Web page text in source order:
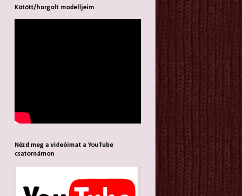
Kötött/horgolt modelljeim
Nézd meg a videóimat a YouTube
csatornámon